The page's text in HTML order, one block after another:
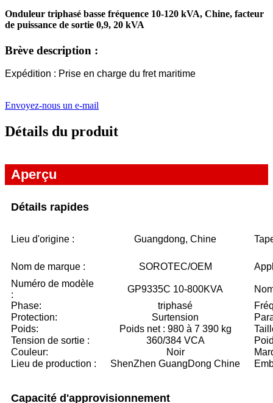
Onduleur triphasé basse fréquence 10-120 kVA, Chine, facteur
de puissance de sortie 0,9, 20 kVA
Brève description :
Expédition : Prise en charge du fret maritime
Envoyez-nous un e-mail
Détails du produit
Aperçu
Détails rapides
Lieu d'origine : Guangdong, Chine
Nom de marque : SOROTEC/OEM
Numéro de modèle
:
GP9335C 10-800KVA
Phase:
triphasé
Protection:
Surtension
Poids:
Poids net : 980 à 7 390 kg
Tension de sortie :
360/384 VCA
Couleur:
Noir
Lieu de production :
ShenZhen GuangDong Chine
Capacité d'approvisionnement